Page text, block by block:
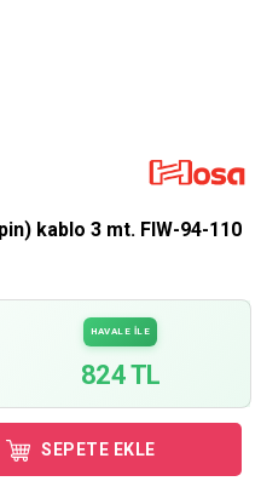
kablo 3 mt. FIW-94-110
HAVALE İLE
824 TL
SEPETE EKLE